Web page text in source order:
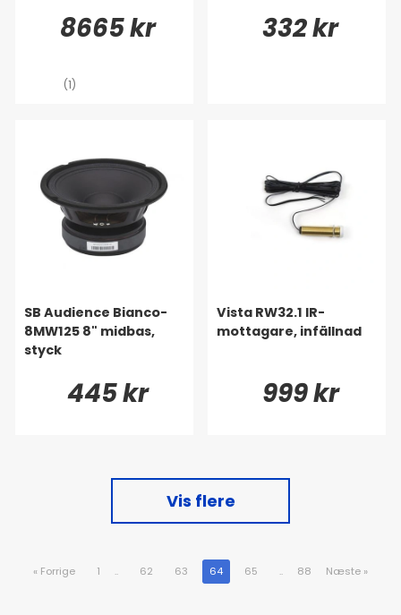
8665 kr
(1)
332 kr
SB Audience Bianco-
8MW125 8" midbas,
styck
445 kr
Vista RW32.1 IR-
mottagare, infällnad
999 kr
Vis flere
« Forrige 1 .. 62 63 64 65 .. 88 Næste »